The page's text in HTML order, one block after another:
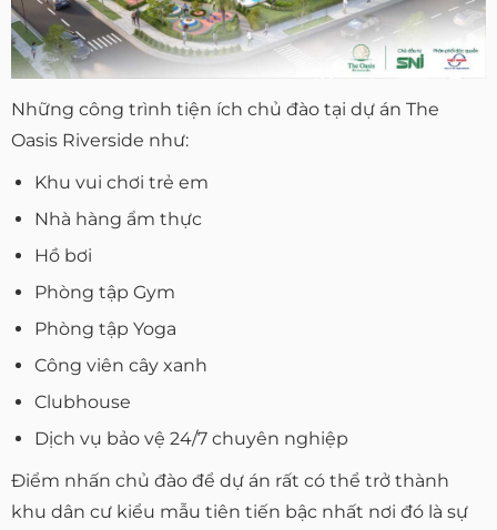
Những công trình tiện ích chủ đào tại dự án The
Oasis Riverside như:
Khu vui chơi trẻ em
Nhà hàng ẩm thực
Hồ bơi
Phòng tập Gym
Phòng tập Yoga
Công viên cây xanh
Clubhouse
Dịch vụ bảo vệ 24/7 chuyên nghiệp
Điểm nhấn chủ đào để dự án rất có thể trở thành
khu dân cư kiểu mẫu tiên tiến bậc nhất nơi đó là sự